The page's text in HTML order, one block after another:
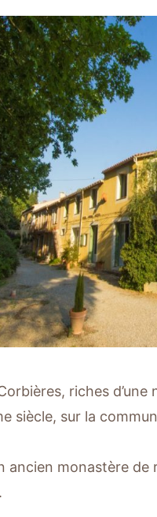
riches
siècle, sur la
ancien monastère de